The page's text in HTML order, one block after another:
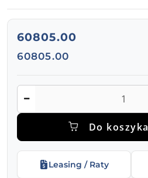
cena:
60805.00
Cena:
60805.00
Ilość
Do koszyka
Leasing / Raty